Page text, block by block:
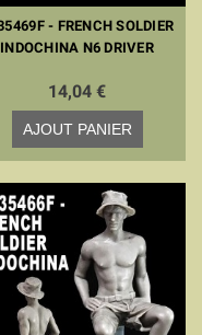
- FRENCH SOLDIER
INDOCHINA N6 DRIVER
14,04 €
AJOUT PANIER